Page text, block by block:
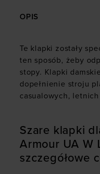
OPIS
Te klapki zostały
ten sposób, żeby
stopy. Klapki
dopełnienie stroju
casualowych,
Szare klapki
Armour UA W
szczegółowe